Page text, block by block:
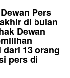
Pers
di bulan
Dewan
dari 13 orang
pers di